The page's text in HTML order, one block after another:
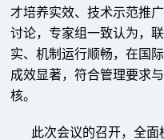
才培养实效、技术示范推
讨论，专家组一致认为，
实、机制运行顺畅，在国
成效显著，符合管理要求
核。
此次会议的召开，全